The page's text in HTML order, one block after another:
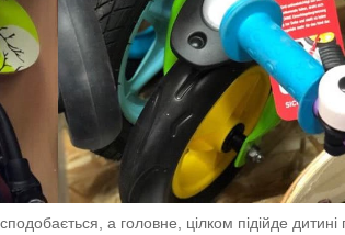
а головне, цілком підійде дитині